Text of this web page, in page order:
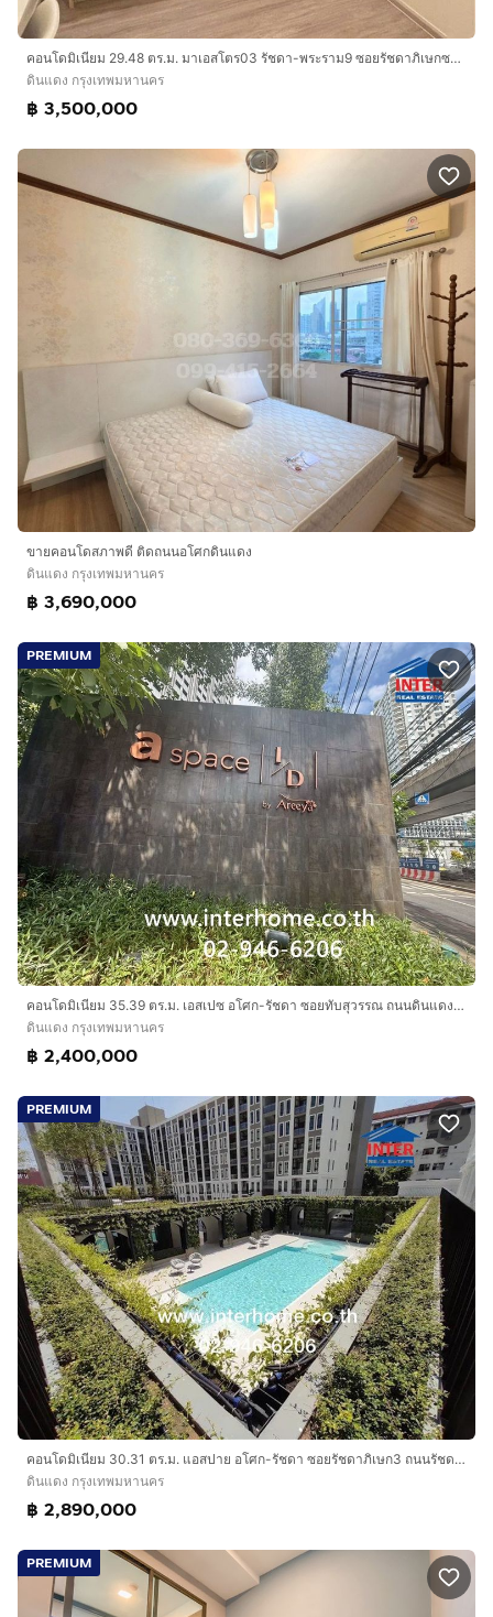
คอนโดมิเนียม 29.48 ตร.ม. มาเอสโตร03 รัชดา-พระราม9 ซอยรัชดาภิเษกซอย3 แยก4 ถนนรัชดาภิเษก ถนนซอยรัชดาภิเษกซอย3 เขตดินแดง กรุงเทพมหานคร
ดินแดง กรุงเทพมหานคร
฿ 3,500,000
ขายคอนโดสภาพดี ติดถนนอโศกดินแดง
ดินแดง กรุงเทพมหานคร
฿ 3,690,000
PREMIUM
คอนโดมิเนียม 35.39 ตร.ม. เอสเปซ อโศก-รัชดา ซอยทับสุวรรณ ถนนดินแดง ถนนอโศก-ดินแดง เขตดินแดง กรุงเทพมหานคร
ดินแดง กรุงเทพมหานคร
฿ 2,400,000
PREMIUM
คอนโดมิเนียม 30.31 ตร.ม. แอสปาย อโศก-รัชดา ซอยรัชดาภิเษก3 ถนนรัชดาภิเษก ถนนอโศก-ดินแดง เขตดินแดง กรุงเทพมหานคร
ดินแดง กรุงเทพมหานคร
฿ 2,890,000
PREMIUM